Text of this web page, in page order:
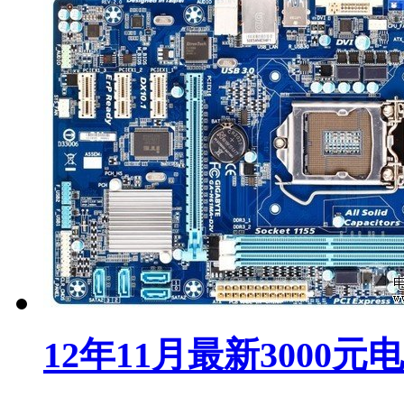
12年11月最新3000元